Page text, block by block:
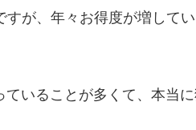
が、年々お得度が増して
いることが多くて、本当